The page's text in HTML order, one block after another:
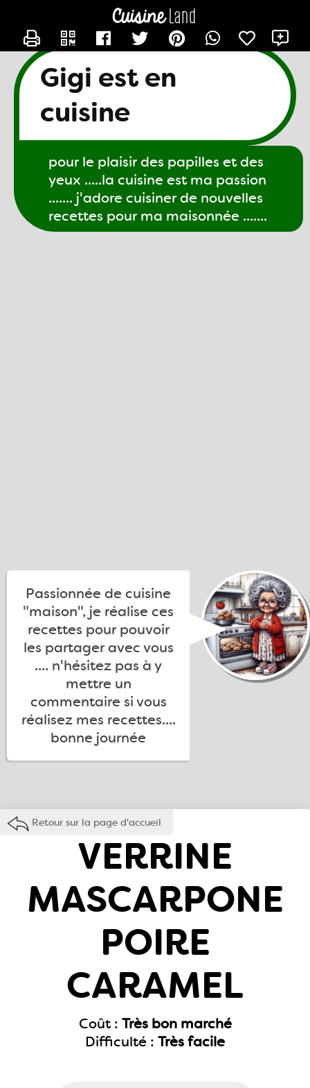
Gigi est en
cuisine
pour le plaisir des papilles et des
yeux .....la cuisine est ma passion
....... j'adore cuisiner de nouvelles
recettes pour ma maisonnée .......
Passionnée de cuisine
"maison", je réalise ces
recettes pour pouvoir
les partager avec vous
.... n'hésitez pas à y
mettre un
commentaire si vous
réalisez mes recettes....
bonne journée
Retour sur la page d'accueil
VERRINE
MASCARPONE
POIRE
CARAMEL
Coût : Très bon marché
Difficulté : Très facile
CONTACTER GIGI61